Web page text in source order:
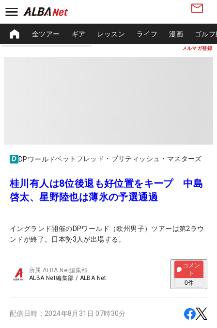
メルマガ登録
全ツアー ギア レッスン ライフ 漫画 ゴル
DPワールドベットフレッド・ブリティッシュ・マスターズ
桂川有人は8位後退も好位置をキープ 中島
啓太、星野陸也は薄氷の予選通過
イングランド開催のDPワールド（欧州男子）ツアーは第2ラウ
ンドが終了。日本勢3人が出場する。
所属ALBA Net編集部
ALBA Net編集部 / ALBA Net
コメン
ト
0件
配信日時： 2024年8月31日 07時30分